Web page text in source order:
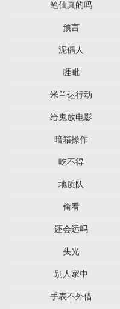
笔仙真的吗
预言
泥偶人
睚毗
米兰达行动
给鬼放电影
暗箱操作
吃不得
地质队
偷看
还会远吗
头光
别人家中
手表不外借